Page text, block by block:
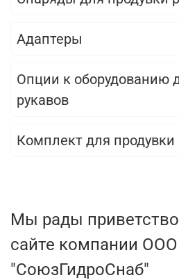
Адаптеры
Опции к оборудованию
рукавов
Комплект для продувки
Мы рады
сайте компании ООО
"СоюзГидроСнаб"